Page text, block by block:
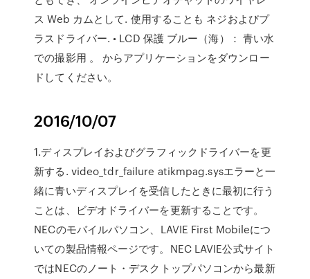
ス Web カムとして. 使用することも ネジおよびプ
ラスドライバー. • LCD 保護 ブルー（海）： 青い水
での撮影用 。 からアプリケーションをダウンロー
ドしてください。
2016/10/07
1.ディスプレイおよびグラフィックドライバーを更
新する. video_tdr_failure atikmpag.sysエラーと一
緒に青いディスプレイを受信したときに最初に行う
ことは、ビデオドライバーを更新することです。
NECのモバイルパソコン、LAVIE First Mobileにつ
いての製品情報ページです。NEC LAVIE公式サイト
ではNECのノート・デスクトップパソコンから最新